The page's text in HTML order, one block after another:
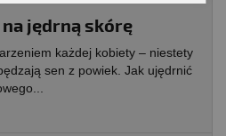
jędrną skórę
każdej kobiety – niestety
sen z powiek. Jak ujędrnić